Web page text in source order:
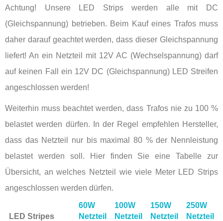
Achtung! Unsere LED Strips werden alle mit DC
(Gleichspannung) betrieben. Beim Kauf eines Trafos muss
daher darauf geachtet werden, dass dieser Gleichspannung
liefert! An ein Netzteil mit 12V AC (Wechselspannung) darf
auf keinen Fall ein 12V DC (Gleichspannung) LED Streifen
angeschlossen werden!
Weiterhin muss beachtet werden, dass Trafos nie zu 100 %
belastet werden dürfen. In der Regel empfehlen Hersteller,
dass das Netzteil nur bis maximal 80 % der Nennleistung
belastet werden soll. Hier finden Sie eine Tabelle zur
Übersicht, an welches Netzteil wie viele Meter LED Strips
angeschlossen werden dürfen.
LED Stripes
60W
Netzteil
100W
Netzteil
150W
Netzteil
250W
Netzteil